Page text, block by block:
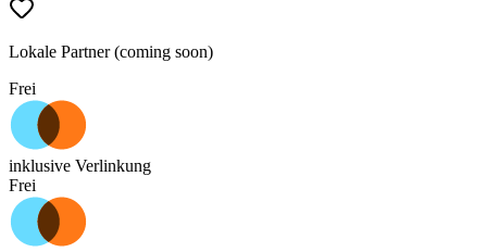
Lokale Partner (coming soon)
Frei
inklusive Verlinkung
Frei